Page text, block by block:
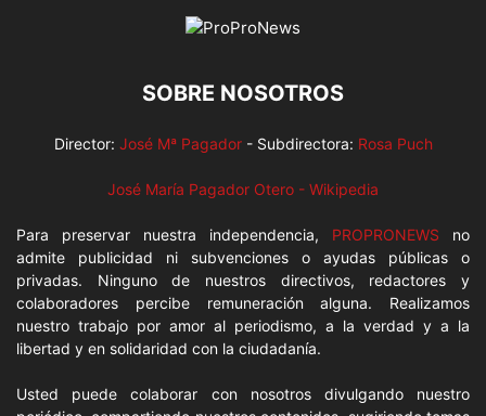
SOBRE NOSOTROS
Director: José Mª Pagador- Subdirectora: Rosa Puch
José María Pagador Otero - Wikipedia
Para preservar nuestra independencia, PROPRONEWS no
admite publicidad ni subvenciones o ayudas públicas o
privadas. Ninguno de nuestros directivos, redactores y
colaboradores percibe remuneración alguna. Realizamos
nuestro trabajo por amor al periodismo, a la verdad y a la
libertad y en solidaridad con la ciudadanía.
Usted puede colaborar con nosotros divulgando nuestro